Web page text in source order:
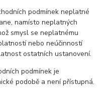
podmínek neplatné
namísto neplatných
smysl se neplatnému
nebo neúčinností
ostatních ustanovení.
podmínek je
podobě a není přístupná.